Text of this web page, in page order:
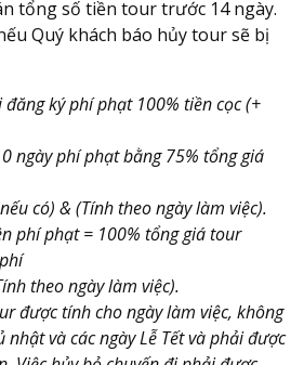
tổng số tiền tour trước 14 ngày.
Quý khách báo hủy tour sẽ bị
ký phí phạt 100% tiền cọc (+
ngày phí phạt bằng 75% tổng giá
có) & (Tính theo ngày làm việc).
phí phạt = 100% tổng giá tour
theo ngày làm việc).
được tính cho ngày làm việc, không
và các ngày Lễ Tết và phải được